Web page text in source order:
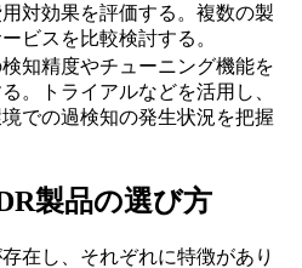
用対効果を評価する。複数の製
ビスを比較検討する。
知精度やチューニング機能を
。トライアルなどを活用し、
での過検知の発生状況を把握
製品の選び方
在し、それぞれに特徴があり